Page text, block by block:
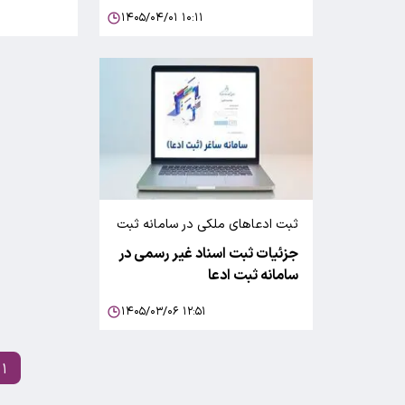
۱۴۰۵/۰۴/۰۱ ۱۰:۱۱
ثبت ادعاهای ملکی در سامانه ثبت
ادعا
جزئیات ثبت اسناد غیر رسمی در
سامانه ثبت ادعا
۱۴۰۵/۰۳/۰۶ ۱۲:۵۱
۱